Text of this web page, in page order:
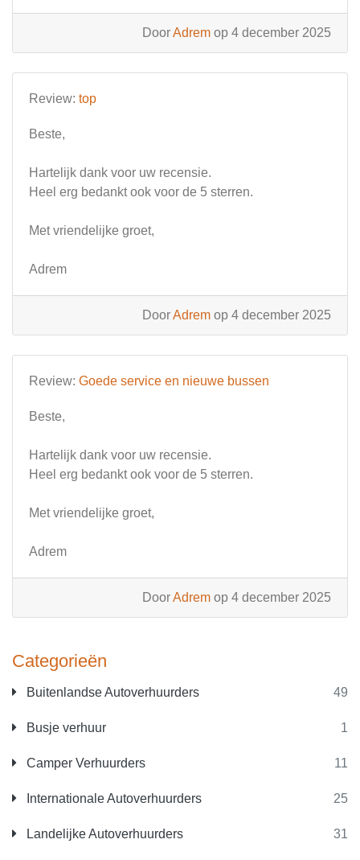
Categorieën
Buitenlandse Autoverhuurders 49
Busje verhuur 1
Camper Verhuurders 11
Internationale Autoverhuurders 25
Landelijke Autoverhuurders 31
DoorAdrem op 4 december 2025
Review: top
Beste,
Hartelijk dank voor uw recensie.
Heel erg bedankt ook voor de 5 sterren.
Met vriendelijke groet,
Adrem
DoorAdrem op 4 december 2025
Review: Goede service en nieuwe bussen
Beste,
Hartelijk dank voor uw recensie.
Heel erg bedankt ook voor de 5 sterren.
Met vriendelijke groet,
Adrem
DoorAdrem op 4 december 2025